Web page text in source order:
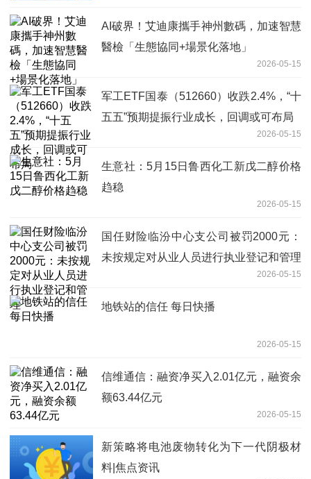
AI破界！艾迪康攜手神州數碼，加速智慧
醫檢「生態協同+場景化落地」
2026-05-15
军工ETF国泰（512660）收跌2.4%，“十
五五”预期提振行业成长，回调或可布局
2026-05-15
生意社：5月15日鲁西化工新戊二醇价格
趋稳
2026-05-15
国任财险临汾中心支公司被罚2000元：
未按规定对从业人员进行执业登记和管理
2026-05-15
地铁站的信任 每日快播
2026-05-15
信维通信：融资净买入2.01亿元，融资余
额63.44亿元
2026-05-15
新策略将电池废物转化为下一代阴极材
料|焦点资讯